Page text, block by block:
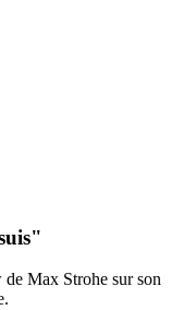
Max Strohe sur son